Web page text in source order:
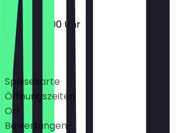
05:30 - 18:00 Uhr
Deals
Speisekarte
Öffnungszeiten
Ort
Bewertungen